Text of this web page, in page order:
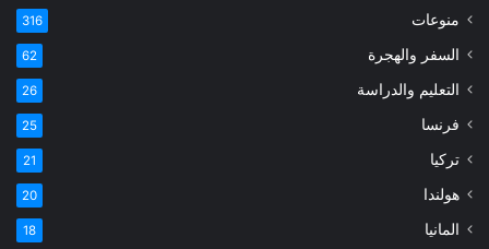
منوعات 316
السفر والهجرة 62
التعليم والدراسة 26
فرنسا 25
تركيا 21
هولندا 20
المانيا 18